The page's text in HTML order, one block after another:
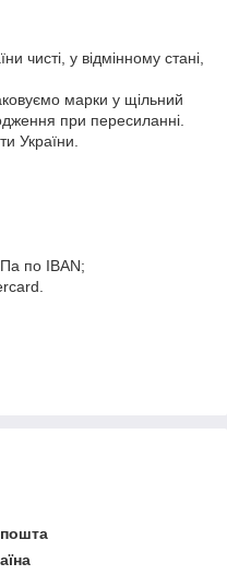
чисті, у відмінному стані,
марки у щільний
при пересиланні.
України.
по IBAN;